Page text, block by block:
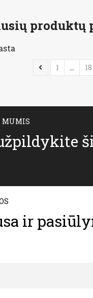
produktų
1 ... 18
MUMIS
ir